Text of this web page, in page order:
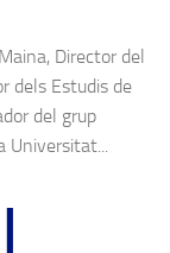
Director del
dels Estudis de
del grup
Universitat...